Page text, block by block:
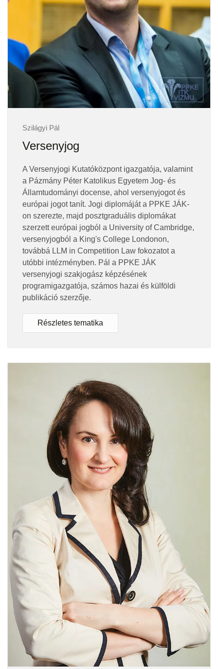
Szilágyi Pál
Versenyjog
A Versenyjogi Kutatóközpont igazgatója, valamint
a Pázmány Péter Katolikus Egyetem Jog- és
Államtudományi docense, ahol versenyjogot és
európai jogot tanít. Jogi diplomáját a PPKE JÁK-
on szerezte, majd posztgraduális diplomákat
szerzett európai jogból a University of Cambridge,
versenyjogból a King's College Londonon,
továbbá LLM in Competition Law fokozatot a
utóbbi intézményben. Pál a PPKE JÁK
versenyjogi szakjogász képzésének
programigazgatója, számos hazai és külföldi
publikáció szerzője.
Részletes tematika